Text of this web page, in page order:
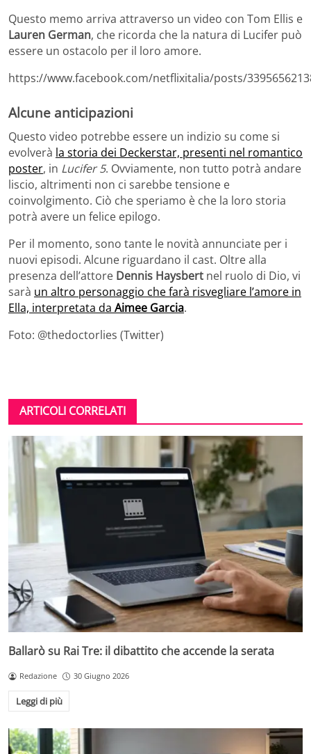
Questo memo arriva attraverso un video con Tom Ellis e
Lauren German, che ricorda che la natura di Lucifer può
essere un ostacolo per il loro amore.
https://www.facebook.com/netflixitalia/posts/
Alcune anticipazioni
Questo video potrebbe essere un indizio su come si
evolverà la storia dei Deckerstar, presenti nel romantico
poster, in Lucifer 5. Ovviamente, non tutto potrà andare
liscio, altrimenti non ci sarebbe tensione e
coinvolgimento. Ciò che speriamo è che la loro storia
potrà avere un felice epilogo.
Per il momento, sono tante le novità annunciate per i
nuovi episodi. Alcune riguardano il cast. Oltre alla
presenza dell’attore Dennis Haysbert nel ruolo di Dio, vi
sarà un altro personaggio che farà risvegliare l’amore in
Ella, interpretata da Aimee Garcia.
Foto: @thedoctorlies (Twitter)
ARTICOLI CORRELATI
Ballarò su Rai Tre: il dibattito che accende la serata
Redazione 30 Giugno 2026
Leggi di più